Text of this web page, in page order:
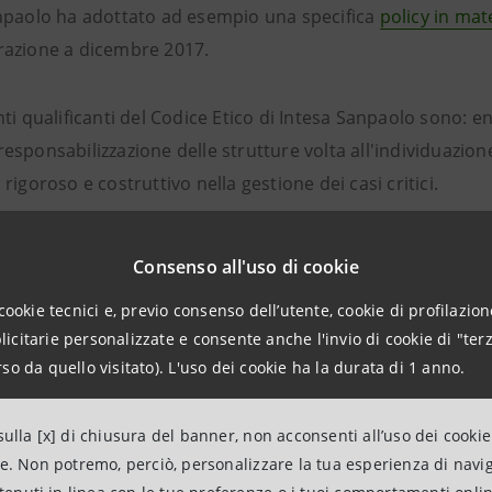
Consenso all'uso di cookie
tecnici e, previo consenso dell’utente, cookie di
personalizzate e consente anche l'invio di cookie di
da quello visitato). L'uso dei cookie ha la durata di 1 anno.
[x] di chiusura del banner, non acconsenti all’uso dei
Non potremo, perciò, personalizzare la tua esperienza di
ha adottato ad esempio una specifica policy in
a dicembre 2017.
qualificanti del Codice Etico di Intesa Sanpaolo sono:
delle strutture volta
rigoroso e costruttivo nella gestione dei casi critici.
lo scopo di mantenere rapporti di fiducia con gli
di attuare un’adeguata gestione e controllo dei
di valore di lungo termine per tutti gli stakeholder.
delle relazioni, che contiene la Mission, i Principi e